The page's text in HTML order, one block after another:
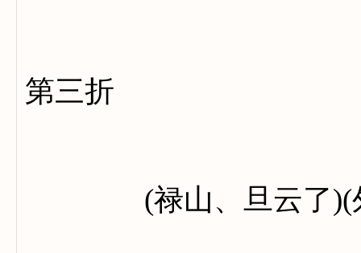
第三折
(禄山、旦云了)(外